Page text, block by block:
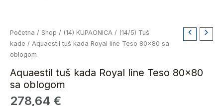
Početna / Shop / (14) KUPAONICA / (14/5) Tuš
kade / Aquaestil tuš kada Royal line Teso 80×80 sa
oblogom
Aquaestil tuš kada Royal line Teso 80×80
sa oblogom
278,64 €
Aquaestil
tuš
kada
line
Teso
80x80